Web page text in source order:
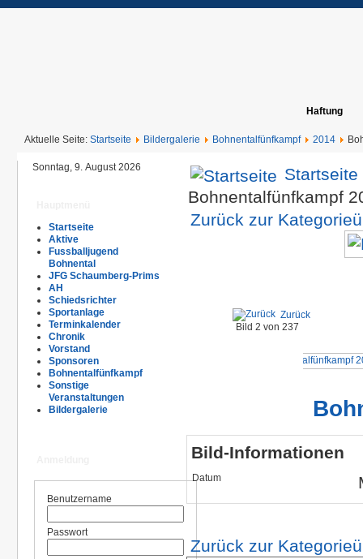
Haftung
Aktuelle Seite: Startseite Bildergalerie Bohnentalfünfkampf 2014
Sonntag, 9. August 2026
Startseite
Aktive
Fussballjugend
Bohnental
JFG Schaumberg-Prims
AH
Schiedsrichter
Sportanlage
Terminkalender
Chronik
Vorstand
Sponsoren
Bohnentalfünfkampf
Sonstige
Veranstaltungen
Bildergalerie
Benutzername
Passwort
Startseite
Bohnentalfünfkampf
Zurück zur
Zurück
Bild 2 von 237
Bild-Informationen
Datum
Zurück zur